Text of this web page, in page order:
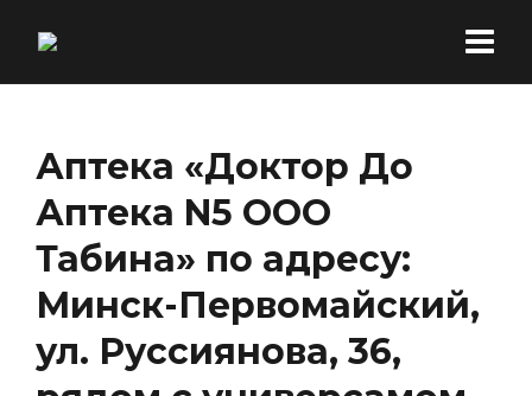
Аптека «Доктор До
Аптека N5 ООО
Табина» по адресу:
Минск-Первомайский,
ул. Руссиянова, 36,